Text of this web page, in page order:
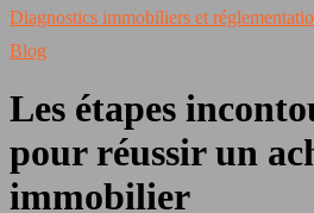
Diagnostics immobiliers et
Blog
Les étapes
pour réussir un
immobilier